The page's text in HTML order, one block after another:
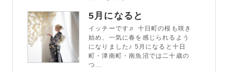
5月になると
イッチーです♬ 十日町の桜も咲き
始め、一気に春を感じられるよう
になりました♪ 5月になると十日
町・津南町・南魚沼では二十歳の
つ...